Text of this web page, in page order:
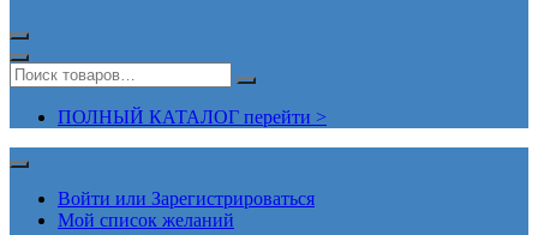
ПОЛНЫЙ КАТАЛОГ перейти >
Войти или Зарегистрироваться
Мой список желаний